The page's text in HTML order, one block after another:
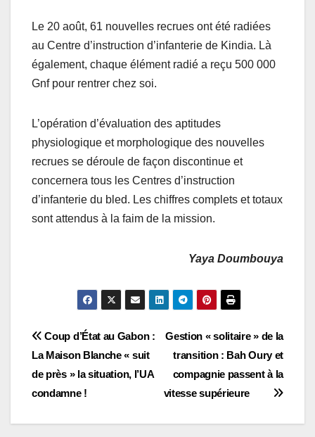
Le 20 août, 61 nouvelles recrues ont été radiées
au Centre d’instruction d’infanterie de Kindia. Là
également, chaque élément radié a reçu 500 000
Gnf pour rentrer chez soi.
L’opération d’évaluation des aptitudes
physiologique et morphologique des nouvelles
recrues se déroule de façon discontinue et
concernera tous les Centres d’instruction
d’infanterie du bled. Les chiffres complets et totaux
sont attendus à la faim de la mission.
Yaya Doumbouya
Navigation
de
l’article
Gestion « solitaire » de la
transition : Bah Oury et
compagnie passent à la
vitesse supérieure
Coup d’État au Gabon :
La Maison Blanche « suit
de près » la situation, l’UA
condamne !